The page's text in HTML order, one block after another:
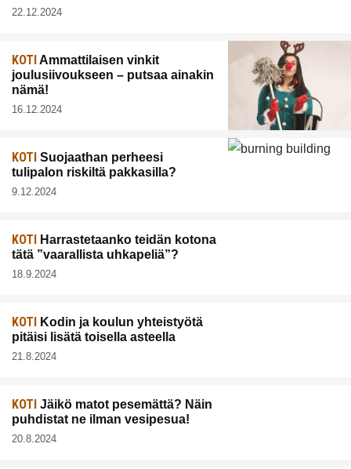
22.12.2024
KOTIAmmattilaisen vinkit
joulusiivoukseen – putsaa ainakin
nämä!
16.12.2024
KOTI Suojaathan perheesi
tulipalon riskiltä pakkasilla?
9.12.2024
KOTI Harrastetaanko teidän kotona
tätä ”vaarallista uhkapeliä”?
18.9.2024
KOTI Kodin ja koulun yhteistyötä
pitäisi lisätä toisella asteella
21.8.2024
KOTI Jäikö matot pesemättä? Näin
puhdistat ne ilman vesipesua!
20.8.2024